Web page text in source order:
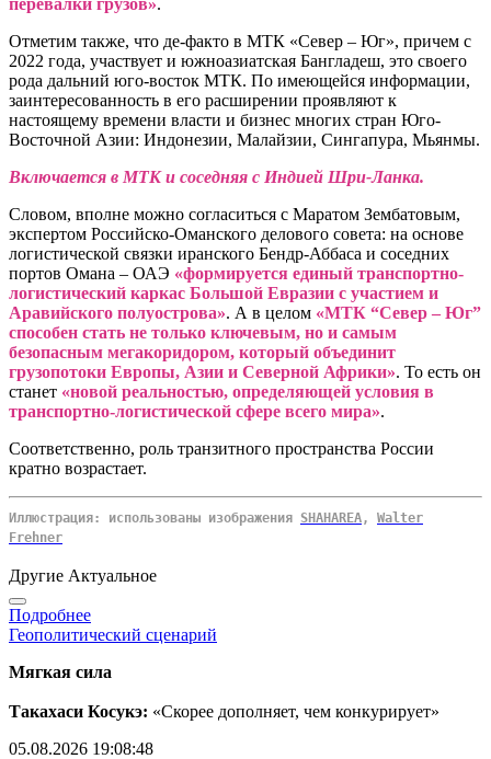
Отметим также, что де-факто в МТК «Север – Юг», причем с
2022 года, участвует и южноазиатская Бангладеш, это своего
рода дальний юго-восток МТК. По имеющейся информации,
заинтересованность в его расширении проявляют к
настоящему времени власти и бизнес многих стран Юго-
Восточной Азии: Индонезии, Малайзии, Сингапура, Мьянмы.
Включается в МТК и соседняя с Индией Шри-Ланка.
Словом, вполне можно согласиться с Маратом Зембатовым,
экспертом Российско-Оманского делового совета: на основе
логистической связки иранского Бендр-Аббаса и соседних
портов Омана – ОАЭ «формируется единый транспортно-
логистический каркас Большой Евразии с участием и
Аравийского полуострова». А в целом «МТК “Север – Юг”
способен стать не только ключевым, но и самым
безопасным мегакоридором, который объединит
грузопотоки Европы, Азии и Северной Африки». То есть он
станет «новой реальностью, определяющей условия в
транспортно-логистической сфере всего мира».
Соответственно, роль транзитного пространства России
кратно возрастает.
Иллюстрация: использованы изображения SHAHAREA, Walter
Frehner
Другие Актуальное
Подробнее
Геополитический сценарий
Мягкая сила
Такахаси Косукэ: «Скорее дополняет, чем конкурирует»
05.08.2026 19:08:48